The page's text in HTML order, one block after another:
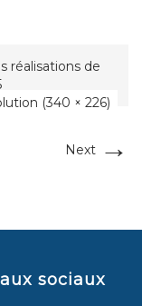
réalisations de
(340 × 226)
Next →
sociaux